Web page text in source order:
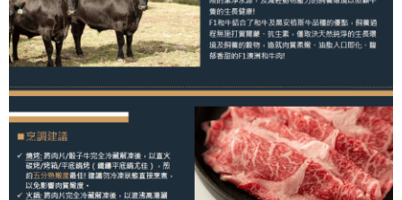
易，需依本服務之必要範圍內提供個人資料，並將交易相關給付款項請求債
權轉讓予恩沛科技股份有限公司。
２．關於個人資料處理事宜，請瀏覽以下網址：
https://aftee.tw/terms/#terms3
「AFTEE先享後付」，若未經同意申辦者引起之損失，本公司不負相關責
４．使用「AFTEE先享後付」時，將依據個別帳號之用戶狀況，依本公司即
時審查核予不同之上限額度；若仍有額度不足之情形，本公司將視審查結果
請求用戶進行身份認證。
５．嚴禁一人註冊多個帳號或使用他人資訊註冊。若發現惡意使用之情形，
恩沛科技股份有限公司將有權停止該用戶之使用額度並採取法律行動。
離島冷凍宅配(配送時間18:00前)
每筆NT$400，滿NT$6,000(含以上)免運費
冷凍貨到付款（配送時間18:00前）
每筆NT$250，滿NT$3,000(含以上)免運費